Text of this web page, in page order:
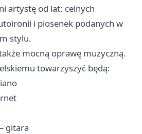
artystę od lat: celnych
i piosenek podanych w
stylu.
także mocną oprawę muzyczną.
towarzyszyć będą:
– gitara